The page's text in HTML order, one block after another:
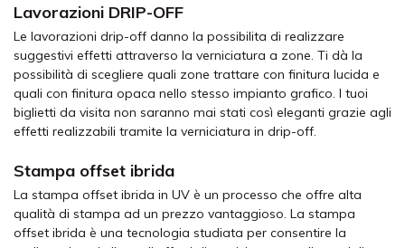
Lavorazioni DRIP-OFF
Le lavorazioni drip-off danno la possibilita di realizzare
suggestivi effetti attraverso la verniciatura a zone. Ti dà la
possibilità di scegliere quali zone trattare con finitura lucida e
quali con finitura opaca nello stesso impianto grafico. I tuoi
biglietti da visita non saranno mai stati così eleganti grazie agli
effetti realizzabili tramite la verniciatura in drip-off.
Stampa offset ibrida
La stampa offset ibrida in UV è un processo che offre alta
qualità di stampa ad un prezzo vantaggioso. La stampa
offset ibrida è una tecnologia studiata per consentire la